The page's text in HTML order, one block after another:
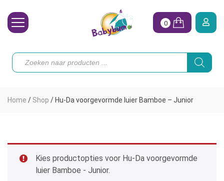
Toebehoren
Onze merken
0
Producten
zoeken
Home / Shop / Hu-Da voorgevormde luier Bamboe – Junior
Kies productopties voor Hu-Da voorgevormde
luier Bamboe - Junior.